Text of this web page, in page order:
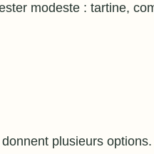
modeste : tartine,
plusieurs options.